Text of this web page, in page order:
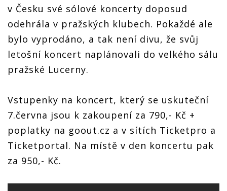
v Česku své sólové koncerty doposud
odehrála v pražských klubech. Pokaždé ale
bylo vyprodáno, a tak není divu, že svůj
letošní koncert naplánovali do velkého sálu
pražské Lucerny.
Vstupenky na koncert, který se uskuteční
7.června jsou k zakoupení za 790,- Kč +
poplatky na goout.cz a v sítích Ticketpro a
Ticketportal. Na místě v den koncertu pak
za 950,- Kč.